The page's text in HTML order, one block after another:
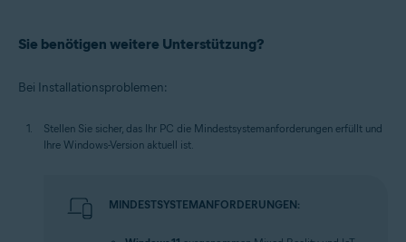
Sie benötigen weitere Unterstützung?
Bei Installationsproblemen:
Stellen Sie sicher, das Ihr PC die Mindestsystemanforderungen erfüllt und
Ihre Windows-Version aktuell ist.
MINDESTSYSTEMANFORDERUNGEN: